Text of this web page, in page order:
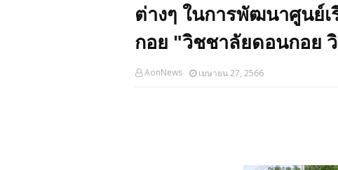
ต่างๆ ในการพัฒนาศูนย์
กอย "วิชชาลัยดอนกอย
AonNews เมษายน 27, 2566